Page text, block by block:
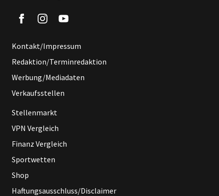
Kontakt/Impressum
Redaktion/Terminredaktion
Werbung/Mediadaten
Verkaufsstellen
Stellenmarkt
VPN Vergleich
Finanz Vergleich
Sportwetten
Shop
Haftungsausschluss/Disclaimer